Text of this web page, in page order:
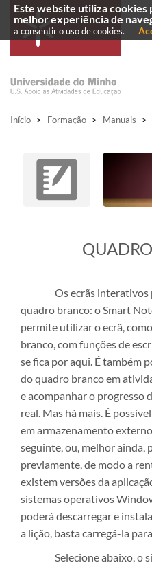
Início > Formação > Manuais >
Os ecrãs interativos
quadro branco: o Smart
permite utilizar o ecrã,
branco, com funções de
se fica por aqui. É também
do quadro branco em
e acompanhar o progresso
real. Mas há mais. É
em armazenamento
seguinte, ou, melhor ainda,
previamente, de modo a
existem versões da
sistemas operativos
poderá descarregar e
a lição, basta carregá-la
Selecione abaixo, o
Este website utiliza
melhor experiência de
a consentir o uso de cookies.